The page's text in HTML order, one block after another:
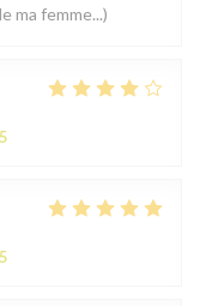
ma femme...)